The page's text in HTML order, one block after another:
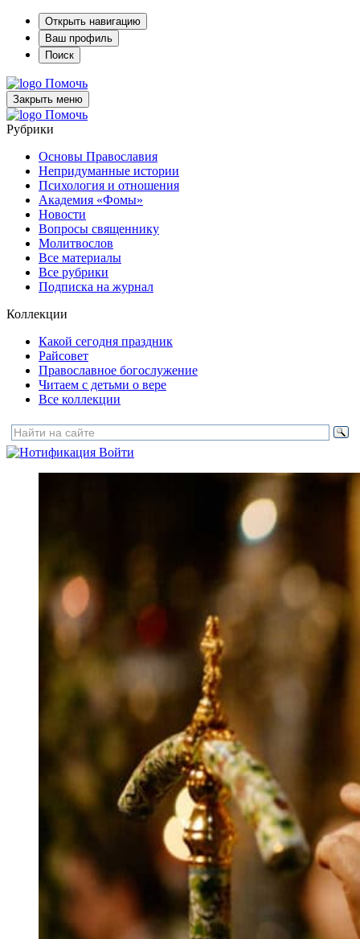
Открыть навигацию
Ваш профиль
Поиск
Помочь
Закрыть меню
Помочь
Рубрики
Основы Православия
Непридуманные истории
Психология и отношения
Академия «Фомы»
Новости
Вопросы священнику
Молитвослов
Все материалы
Все рубрики
Подписка на журнал
Коллекции
Какой сегодня праздник
Райсовет
Православное богослужение
Читаем с детьми о вере
Все коллекции
Войти